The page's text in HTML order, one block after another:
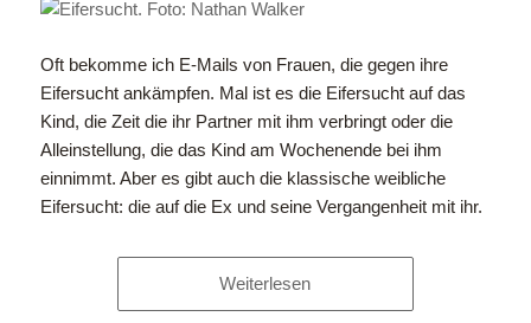
Oft bekomme ich E-Mails von Frauen, die gegen ihre
Eifersucht ankämpfen. Mal ist es die Eifersucht auf das
Kind, die Zeit die ihr Partner mit ihm verbringt oder die
Alleinstellung, die das Kind am Wochenende bei ihm
einnimmt. Aber es gibt auch die klassische weibliche
Eifersucht: die auf die Ex und seine Vergangenheit mit ihr.
Weiterlesen